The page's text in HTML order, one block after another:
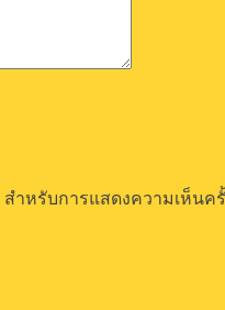
ำหรับการแสดงความเห็นค